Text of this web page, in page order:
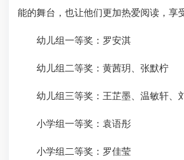
能的舞台，也让他们更加热爱阅读，享
幼儿组一等奖：罗安淇
幼儿组二等奖：黄茜玥、张默柠
幼儿组三等奖：王芷墨、温敏轩、
小学组一等奖：袁语彤
小学组二等奖：罗佳莹